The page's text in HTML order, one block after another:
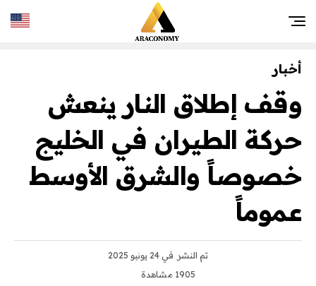
أخبار
وقف إطلاق النار ينعش
حركة الطيران في الخليج
خصوصاً والشرق الأوسط
عموماً
تم النشر في 24 يونيو 2025